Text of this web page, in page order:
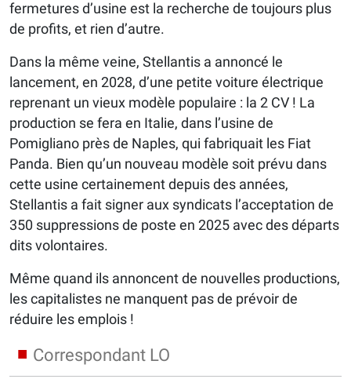
fermetures d’usine est la recherche de toujours plus
de profits, et rien d’autre.
Dans la même veine, Stellantis a annoncé le
lancement, en 2028, d’une petite voiture électrique
reprenant un vieux modèle populaire : la 2 CV ! La
production se fera en Italie, dans l’usine de
Pomigliano près de Naples, qui fabriquait les Fiat
Panda. Bien qu’un nouveau modèle soit prévu dans
cette usine certainement depuis des années,
Stellantis a fait signer aux syndicats l’acceptation de
350 suppressions de poste en 2025 avec des départs
dits volontaires.
Même quand ils annoncent de nouvelles productions,
les capitalistes ne manquent pas de prévoir de
réduire les emplois !
Correspondant LO